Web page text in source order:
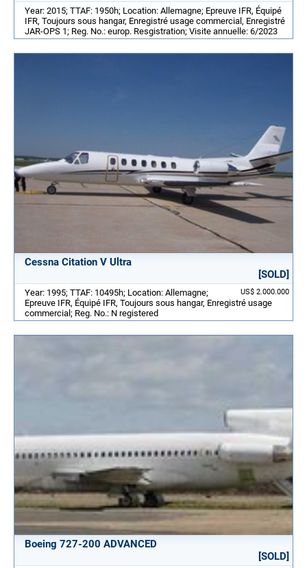
Year: 2015; TTAF: 1950h; Location: Allemagne; Epreuve IFR, Équipé
IFR, Toujours sous hangar, Enregistré usage commercial, Enregistré
JAR-OPS 1; Reg. No.: europ. Resgistration; Visite annuelle: 6/2023
Cessna Citation V Ultra
[SOLD]
US$ 2.000.000
Year: 1995; TTAF: 10495h; Location: Allemagne;
Epreuve IFR, Équipé IFR, Toujours sous hangar, Enregistré usage
commercial; Reg. No.: N registered
Boeing 727-200 ADVANCED
[SOLD]